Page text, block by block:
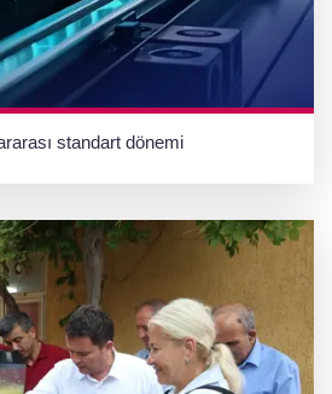
standart dönemi